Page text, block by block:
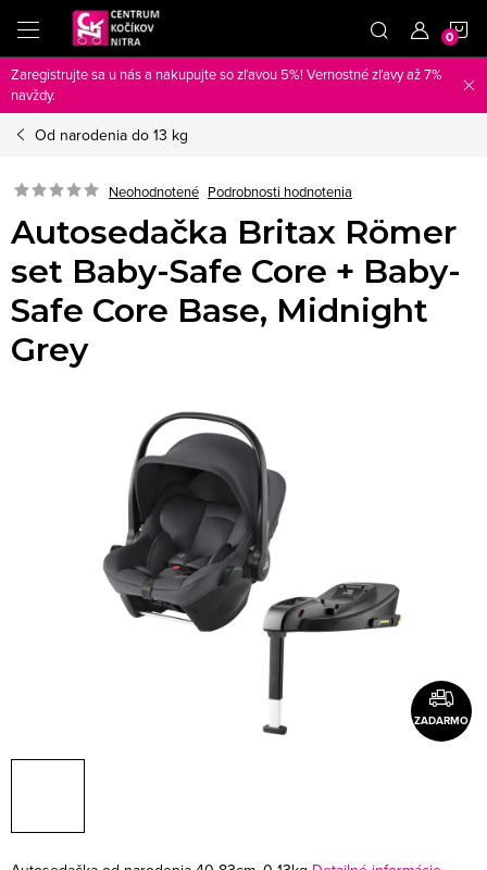
obsah
Zaregistrujte sa u nás a nakupujte so zľavou 5%! Vernostné zľavy až 7%
navždy.
Od narodenia do 13 kg
Neohodnotené Podrobnosti hodnotenia
Autosedačka Britax Römer
set Baby-Safe Core + Baby-
Safe Core Base, Midnight
Grey
ZADARMO